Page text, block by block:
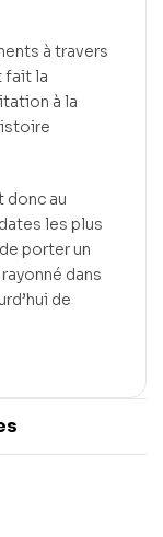
à travers
fait la
à la
au
les plus
porter un
dans
de